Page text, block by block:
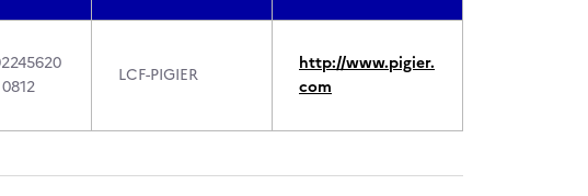
0812
LCF-PIGIER
http://www.pigier.
com